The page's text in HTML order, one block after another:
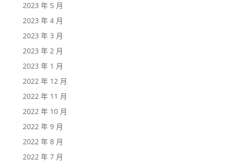
2023 年 5 月
2023 年 4 月
2023 年 3 月
2023 年 2 月
2023 年 1 月
2022 年 12 月
2022 年 11 月
2022 年 10 月
2022 年 9 月
2022 年 8 月
2022 年 7 月